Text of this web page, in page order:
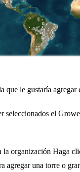
que le gustaría agregar
seleccionados el
la organización Haga
agregar una torre o